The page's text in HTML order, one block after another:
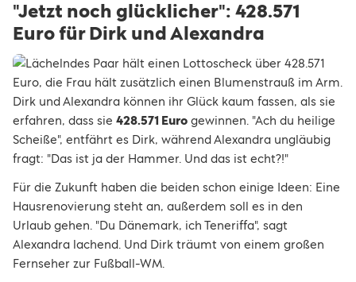
"Jetzt noch glücklicher": 428.571
Euro für Dirk und Alexandra
Dirk und Alexandra können ihr Glück kaum fassen, als sie
erfahren, dass sie 428.571 Euro gewinnen. "Ach du heilige
Scheiße", entfährt es Dirk, während Alexandra ungläubig
fragt: "Das ist ja der Hammer. Und das ist echt?!"
Für die Zukunft haben die beiden schon einige Ideen: Eine
Hausrenovierung steht an, außerdem soll es in den
Urlaub gehen. "Du Dänemark, ich Teneriffa", sagt
Alexandra lachend. Und Dirk träumt von einem großen
Fernseher zur Fußball-WM.